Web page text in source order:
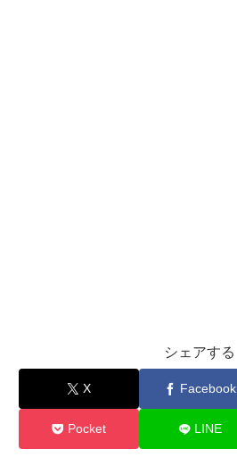
シェアする
X Facebook
Pocket LINE